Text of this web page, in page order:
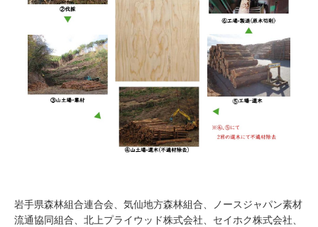
岩手県森林組合連合会、気仙地方森林組合、ノースジャパン素材
流通協同組合、北上プライウッド株式会社、セイホク株式会社、